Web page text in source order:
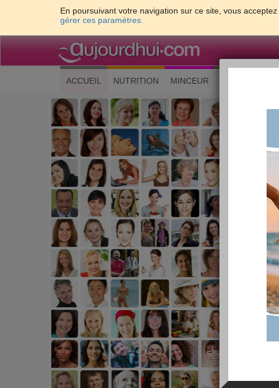
En poursuivant votre navigation sur ce site, vous
gérer ces paramètres.
ACCUEIL (current)
NUTRITION MINCEUR
Les